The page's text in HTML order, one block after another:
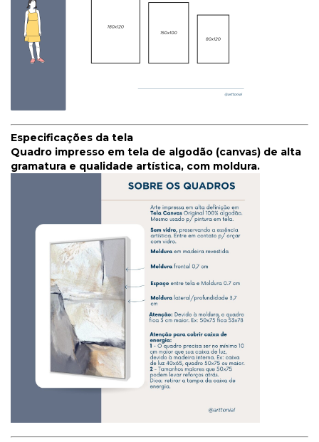
Especificações da tela
Quadro impresso em tela de algodão (canvas) de alta
gramatura e qualidade artística, com moldura.